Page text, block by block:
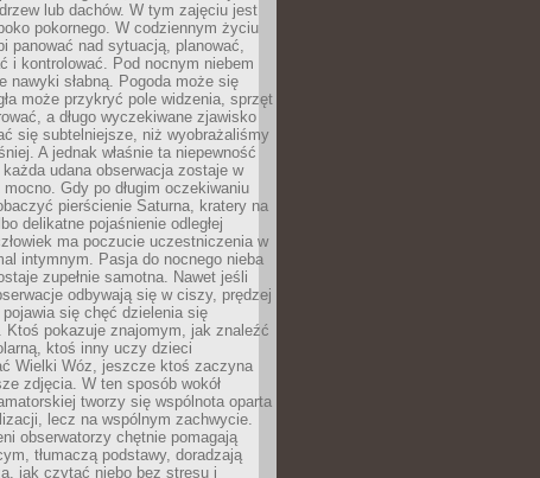
lub dachów. W tym zajęciu jest
pokornego. W codziennym życiu
panować nad sytuacją, planować,
i kontrolować. Pod nocnym niebem
nawyki słabną. Pogoda może się
może przykryć pole widzenia, sprzęt
a długo wyczekiwane zjawisko
się subtelniejsze, niż wyobrażaliśmy
A jednak właśnie ta niepewność
udana obserwacja zostaje w
Gdy po długim oczekiwaniu
pierścienie Saturna, kratery na
delikatne pojaśnienie odległej
ma poczucie uczestniczenia w
intymnym. Pasja do nocnego nieba
zupełnie samotna. Nawet jeśli
odbywają się w ciszy, prędzej
się chęć dzielenia się
Ktoś pokazuje znajomym, jak znaleźć
ktoś inny uczy dzieci
Wielki Wóz, jeszcze ktoś zaczyna
zdjęcia. W ten sposób wokół
tworzy się wspólnota oparta
lecz na wspólnym zachwycie.
obserwatorzy chętnie pomagają
tłumaczą podstawy, doradzają
jak czytać niebo bez stresu i